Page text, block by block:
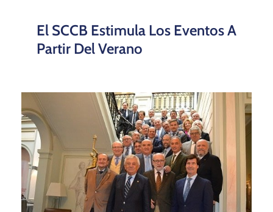
El SCCB Estimula Los Eventos A
Partir Del Verano